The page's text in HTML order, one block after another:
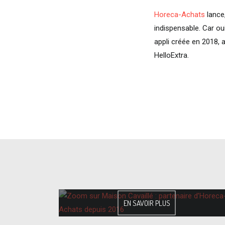
Horeca-Achats
indispensable. Car
appli créée en
HelloExtra.
EN SAVOIR PLUS